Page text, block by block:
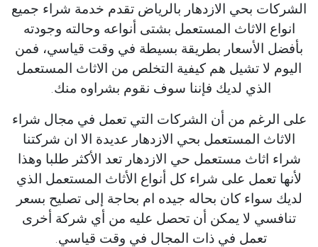
الشركات بحي الازدهار بالرياض تقدم خدمة شراء جميع
انواع الاثاث المستعمل بشتى أنواعه وحالته وجودته
بأفضل الأسعار بطريقة بسيطة في وقت قياسي، فمن
اليوم لا تشيل هم كيفية التخلص من الاثاث المستعمل
الذي لديك فإننا سوف نقوم بشراوه منك.
على الرغم من أن الشركات التي تعمل في مجال شراء
الاثاث المستعمل بحي الازدهار عديدة الا ان شركتنا
شراء اثاث مستعمل حي الازدهار تعد الأكثر طلبا وهذا
لأنها تعمل على شراء كل أنواع الأثاث المستعمل الذي
لديك سواء كان بحاله جيده ام بحاجة إلى تصليح بسعر
تنافسي لا يمكن أن تحصل عليه من أي شركة أخرى
تعمل في ذات المجال في وقت قياسي.